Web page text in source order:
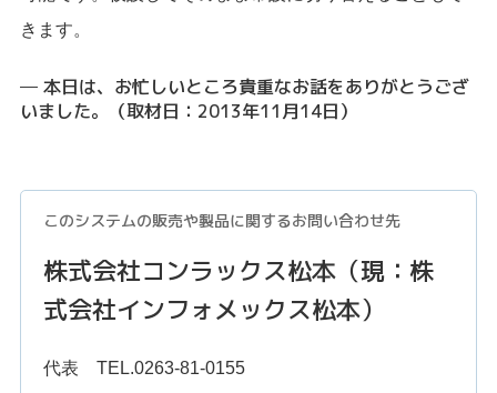
きます。
─ 本日は、お忙しいところ貴重なお話をありがとうござ
いました。（取材日：2013年11月14日）
このシステムの販売や製品に関するお問い合わせ先
株式会社コンラックス松本（現：株
式会社インフォメックス松本）
代表 TEL.0263-81-0155